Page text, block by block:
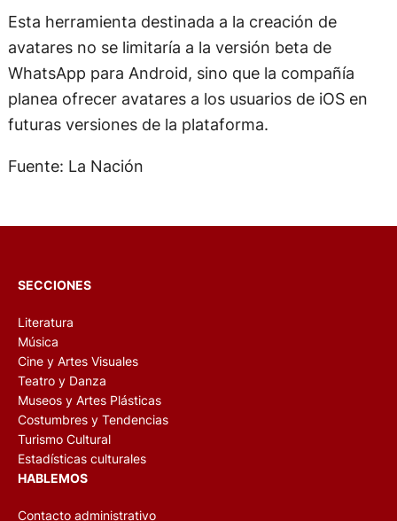
Esta herramienta destinada a la creación de
avatares no se limitaría a la versión beta de
WhatsApp para Android, sino que la compañía
planea ofrecer avatares a los usuarios de iOS en
futuras versiones de la plataforma.
Fuente: La Nación
SECCIONES
Literatura
Música
Cine y Artes Visuales
Teatro y Danza
Museos y Artes Plásticas
Costumbres y Tendencias
Turismo Cultural
Estadísticas culturales
HABLEMOS
Contacto administrativo